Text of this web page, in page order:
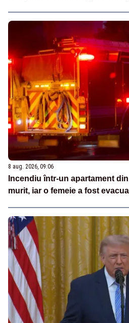
8 aug. 2026, 09:06
Incendiu într-un apartament
murit, iar o femeie a fost